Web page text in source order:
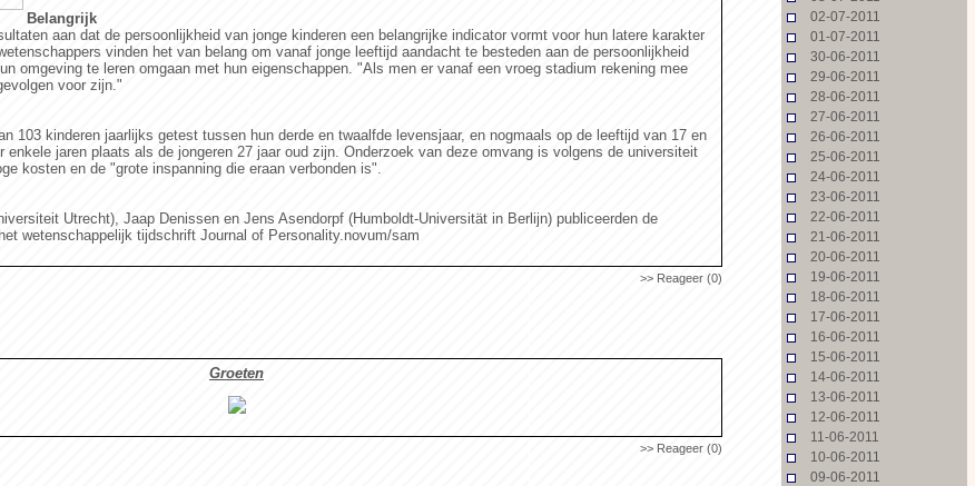
Belangrijk
aan dat de persoonlijkheid van jonge kinderen een belangrijke indicator vormt voor hun latere karakter
vinden het van belang om vanaf jonge leeftijd aandacht te besteden aan de persoonlijkheid
omgeving te leren omgaan met hun eigenschappen. "Als men er vanaf een vroeg stadium rekening mee
voor zijn."
103 kinderen jaarlijks getest tussen hun derde en twaalfde levensjaar, en nogmaals op de leeftijd van 17 en
enkele jaren plaats als de jongeren 27 jaar oud zijn. Onderzoek van deze omvang is volgens de universiteit
kosten en de "grote inspanning die eraan verbonden is".
Utrecht), Jaap Denissen en Jens Asendorpf (Humboldt-Universität in Berlijn) publiceerden de
wetenschappelijk tijdschrift Journal of Personality.novum/sam
>> Reageer (0)
Groeten
>> Reageer (0)
02-07-2011
01-07-2011
30-06-2011
29-06-2011
28-06-2011
27-06-2011
26-06-2011
25-06-2011
24-06-2011
23-06-2011
22-06-2011
21-06-2011
20-06-2011
19-06-2011
18-06-2011
17-06-2011
16-06-2011
15-06-2011
14-06-2011
13-06-2011
12-06-2011
11-06-2011
10-06-2011
09-06-2011